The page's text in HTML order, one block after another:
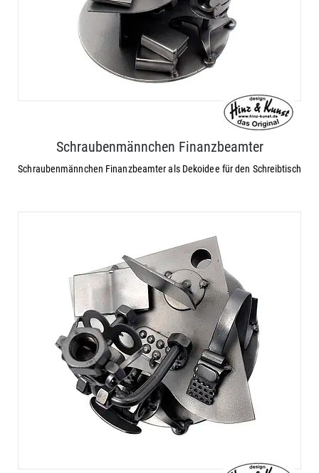
Schraubenmännchen Finanzbeamter
Schraubenmännchen Finanzbeamter als Dekoidee für den Schreibtisch